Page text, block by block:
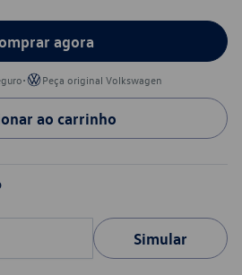
agora
• Peça original Volkswagen
ao carrinho
Simular